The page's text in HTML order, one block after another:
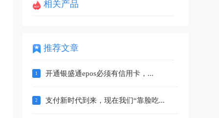
相关产品
推荐文章
开通银盛通epos必须有信用卡，...
支付新时代到来，现在我们“靠脸吃...